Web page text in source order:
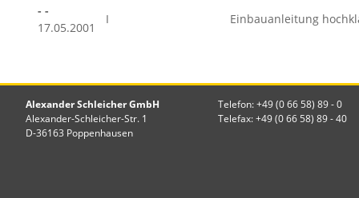
- -
17.05.2001
I Einbauanleitung
Alexander Schleicher GmbH
Alexander-Schleicher-Str. 1
D-36163 Poppenhausen
Telefon: +49 (0 66 58) 89 - 0
Telefax: +49 (0 66 58) 89 - 40